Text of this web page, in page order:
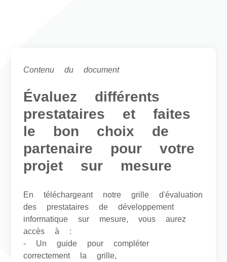
Contenu du document
Évaluez différents
prestataires et faites
le bon choix de
partenaire pour votre
projet sur mesure
En téléchargeant notre grille d'évaluation
des prestataires de développement
informatique sur mesure, vous aurez
accès à :
- Un guide pour compléter
correctement la grille,